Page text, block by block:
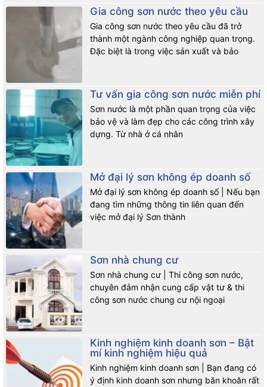
Màu sắc tươi đẹp, bền màu theo thời gian.
Công nghệ xanh, chuân tuyệt đối
Chống thấm, chống kiềm, chống rêu mốc siêu tốt
Liên hệ gia công sơn & chuyển giao
công nghệ sơn
Gia công sơn nước theo yêu cầu
Gia công sơn nước theo yêu cầu đã trở
thành một ngành công nghiệp quan trọng.
Đặc biệt là trong việc sản xuất và bảo
Tư vấn gia công sơn nước miễn phí
Sơn nước là một phần quan trọng của việc
bảo vệ và làm đẹp cho các công trình xây
dựng. Từ nhà ở cá nhân
Mở đại lý sơn không ép doanh số
Mở đại lý sơn không ép doanh số | Nếu bạn
đang tìm những thông tin liên quan đến
việc mở đại lý Sơn thành
Sơn nhà chung cư
Sơn nhà chung cư | Thi công sơn nước,
chuyên đảm nhận cung cấp vật tư & thi
công sơn nước chung cư nội ngoại
Kinh nghiệm kinh doanh sơn – Bật
mí kinh nghiệm hiệu quả
Kinh nghiệm kinh doanh sơn | Bạn đang có
ý định kinh doanh sơn nhưng băn khoăn rất